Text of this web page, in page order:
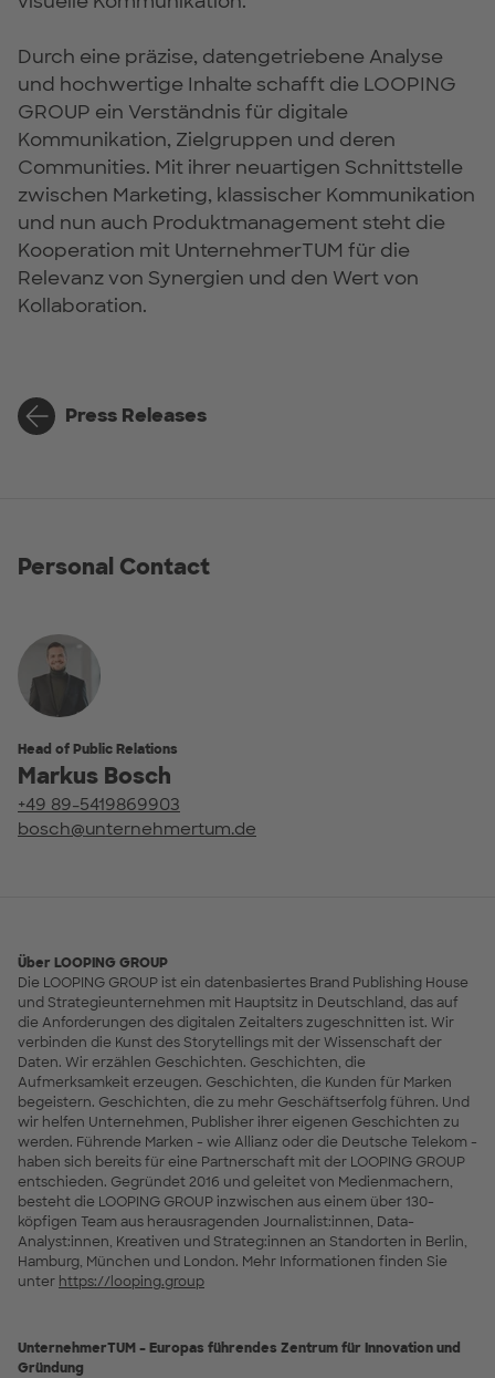
Durch eine präzise, datengetriebene Analyse
und hochwertige Inhalte schafft die LOOPING
GROUP ein Verständnis für digitale
Kommunikation, Zielgruppen und deren
Communities. Mit ihrer neuartigen Schnittstelle
zwischen Marketing, klassischer Kommunikation
und nun auch Produktmanagement steht die
Kooperation mit UnternehmerTUM für die
Relevanz von Synergien und den Wert von
Kollaboration.
Press Releases
Personal Contact
Head of Public Relations
Markus Bosch
+49 89-5419869903
bosch@unternehmertum.de
Über LOOPING GROUP
Die LOOPING GROUP ist ein datenbasiertes Brand Publishing House
und Strategieunternehmen mit Hauptsitz in Deutschland, das auf
die Anforderungen des digitalen Zeitalters zugeschnitten ist. Wir
verbinden die Kunst des Storytellings mit der Wissenschaft der
Daten. Wir erzählen Geschichten. Geschichten, die
Aufmerksamkeit erzeugen. Geschichten, die Kunden für Marken
begeistern. Geschichten, die zu mehr Geschäftserfolg führen. Und
wir helfen Unternehmen, Publisher ihrer eigenen Geschichten zu
werden. Führende Marken - wie Allianz oder die Deutsche Telekom -
haben sich bereits für eine Partnerschaft mit der LOOPING GROUP
entschieden. Gegründet 2016 und geleitet von Medienmachern,
besteht die LOOPING GROUP inzwischen aus einem über 130-
köpfigen Team aus herausragenden Journalist:innen, Data-
Analyst:innen, Kreativen und Strateg:innen an Standorten in Berlin,
Hamburg, München und London. Mehr Informationen finden Sie
unter https://looping.group
UnternehmerTUM – Europas führendes Zentrum für Innovation und
Gründung